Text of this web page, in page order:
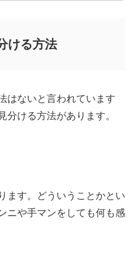
ける方法
はないと言われています
分ける方法があります。
ます。どういうことかとい
ニや手マンをしても何も感